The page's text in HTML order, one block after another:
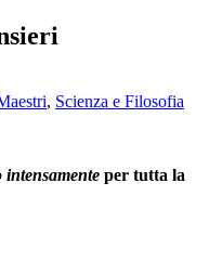
, Scienza e Filosofia
intensamente per tutta la